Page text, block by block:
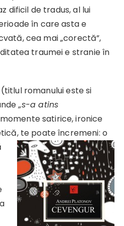
dificil de tradus, al lui
în care asta e
cea mai „corectă”,
traumei e stranie în
(titlul romanului este si
„s-a atins
satirice, ironice
te poate încremeni: o